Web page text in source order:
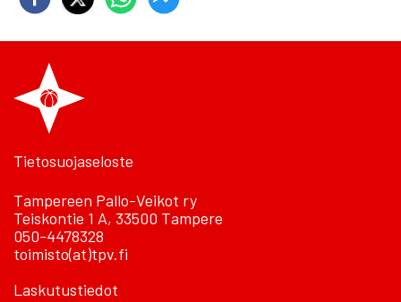
Tietosuojaseloste
Tampereen Pallo-Veikot ry
Teiskontie 1 A, 33500 Tampere
050-4478328
toimisto(at)tpv.fi
Laskutustiedot